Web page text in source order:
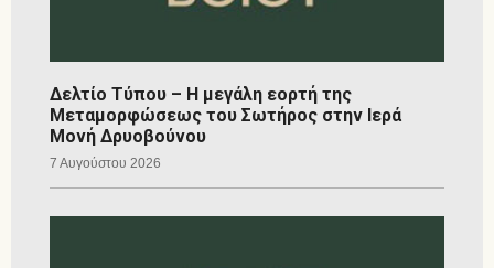
Δελτίο Τύπου – Η μεγάλη εορτή της
Μεταμορφώσεως του Σωτήρος στην Ιερά
Μονή Δρυοβούνου
7 Αυγούστου 2026